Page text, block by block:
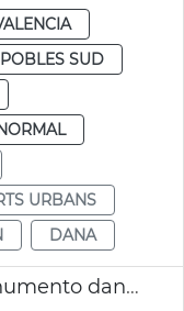
POBLES SUD
URBANS
DANA
Encargo a Paco Roca monumento dana La Torre